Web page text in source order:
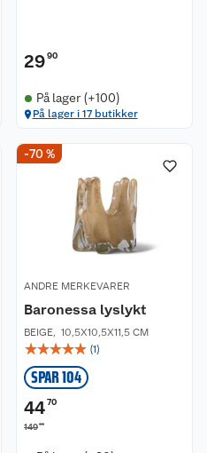
2990
På lager (+100)
På lager i 17 butikker
-70 %
ANDRE MERKEVARER
Baronessa lyslykt
BEIGE, 10,5X10,5X11,5 CM
☆☆☆☆☆ (1)
SPAR 104
4470
14900